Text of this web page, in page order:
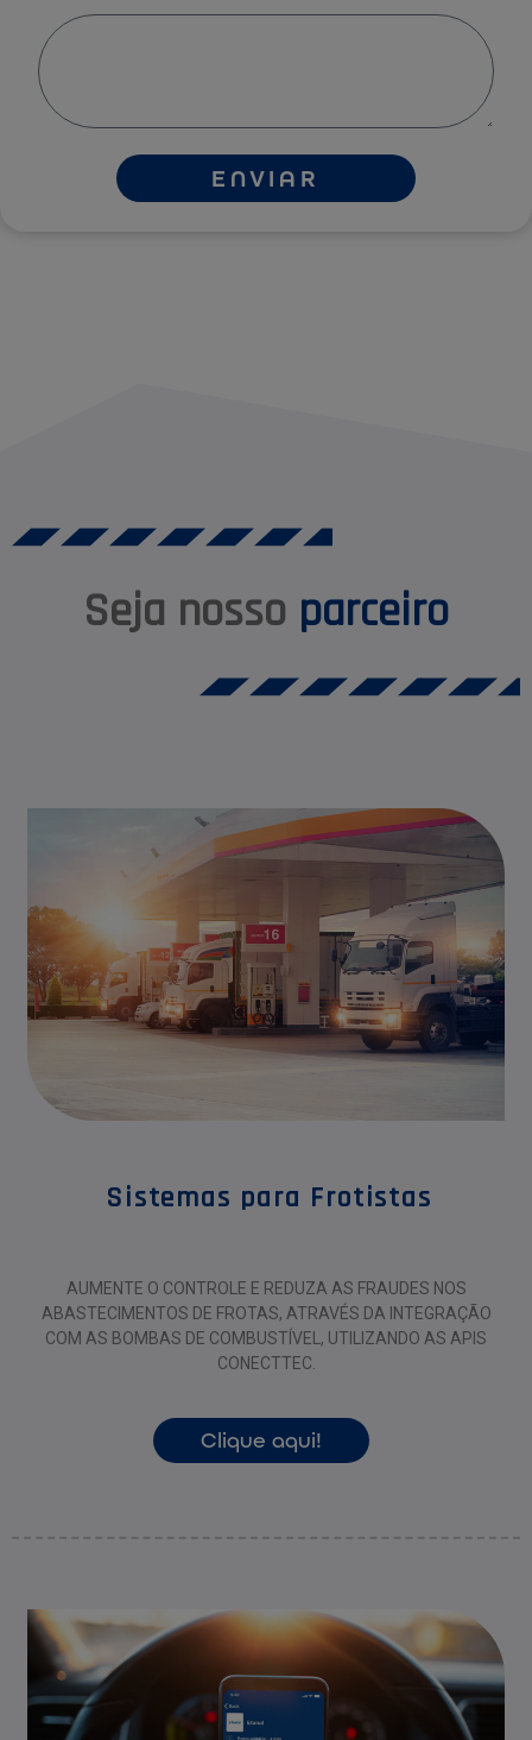
ENVIAR
Seja nosso parceiro
Sistemas para Frotistas
AUMENTE O CONTROLE E REDUZA AS FRAUDES NOS
ABASTECIMENTOS DE FROTAS, ATRAVÉS DA INTEGRAÇÃO
COM AS BOMBAS DE COMBUSTÍVEL, UTILIZANDO AS APIS
CONECTTEC.
Clique aqui!